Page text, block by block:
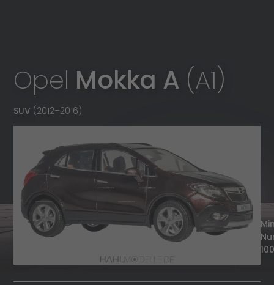
Opel Mokka A (A1)
SUV (2012–2016)